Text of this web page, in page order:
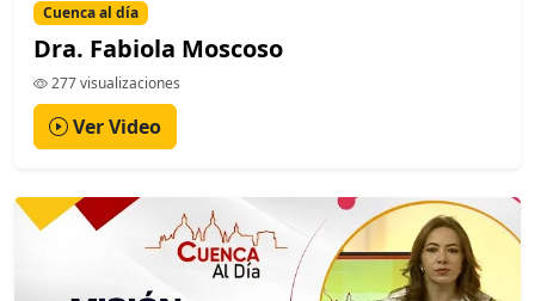
Cuenca al día
Dra. Fabiola Moscoso
277 visualizaciones
Ver Video